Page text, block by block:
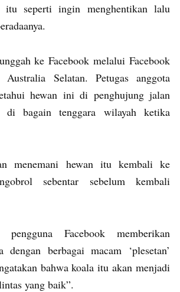
itu seperti ingin menghentikan lalu
ke Facebook melalui Facebook
Selatan. Petugas anggota
hewan ini di penghujung jalan
di bagain tenggara wilayah ketika
menemani hewan itu kembali ke
sebentar sebelum kembali
pengguna Facebook memberikan
dengan berbagai macam ‘plesetan’
bahwa koala itu akan menjadi
yang baik”.